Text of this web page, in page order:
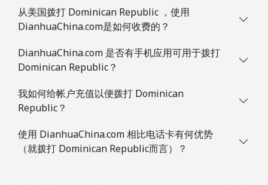
从美国拨打 Dominican Republic ，使用
DianhuaChina.com是如何收费的？
DianhuaChina.com 是否有手机应用可用于拨打
Dominican Republic？
我如何给帐户充值以便拨打 Dominican
Republic？
使用 DianhuaChina.com 相比电话卡有何优势
（就拨打 Dominican Republic而言）？